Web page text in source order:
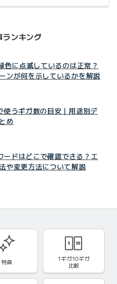
ランキング
色に点滅しているのは正常？
ンが何を示しているかを解説
使うギガ数の目安｜用途別デ
め
ドはどこで確認できる？エ
や変更方法について解説
特典
1ギガ10ギガ
比較